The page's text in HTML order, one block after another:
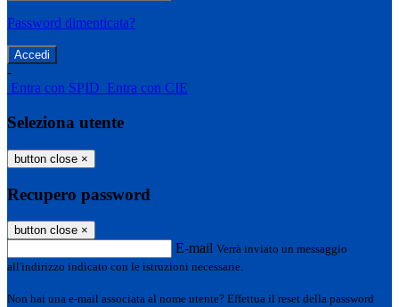
Password dimenticata?
-
Entra con SPID Entra con CIE
Seleziona utente
button close ×
Recupero password
button close ×
E-mail Verrà inviato un messaggio
all'indirizzo indicato con le istruzioni necessarie.
Non hai una e-mail associata al nome utente? Effettua il reset della password